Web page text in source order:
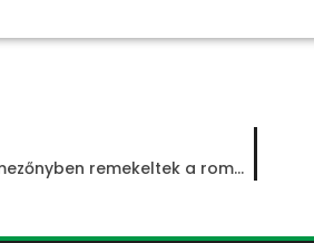
Fiatal tanítványaink komoly nemzetközi mezőnyben remekeltek a romániai Utánpótlás Európa Kupán